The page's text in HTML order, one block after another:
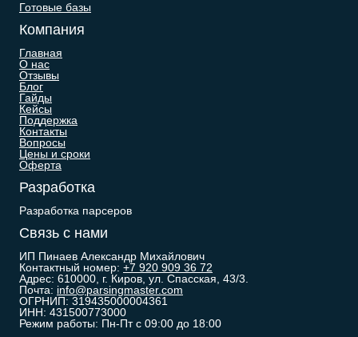
Готовые базы
Компания
Главная
О нас
Отзывы
Блог
Гайды
Кейсы
Поддержка
Контакты
Вопросы
Цены и сроки
Оферта
Разработка
Разработка парсеров
Связь с нами
ИП Пинаев Александр Михайлович
Контактный номер: +7 920 909 36 72
Адрес: 610000, г. Киров, ул. Спасская, 43/3.
Почта: info@parsingmaster.com
ОГРНИП: 319435000004361
ИНН: 431500773000
Режим работы: Пн-Пт с 09:00 до 18:00